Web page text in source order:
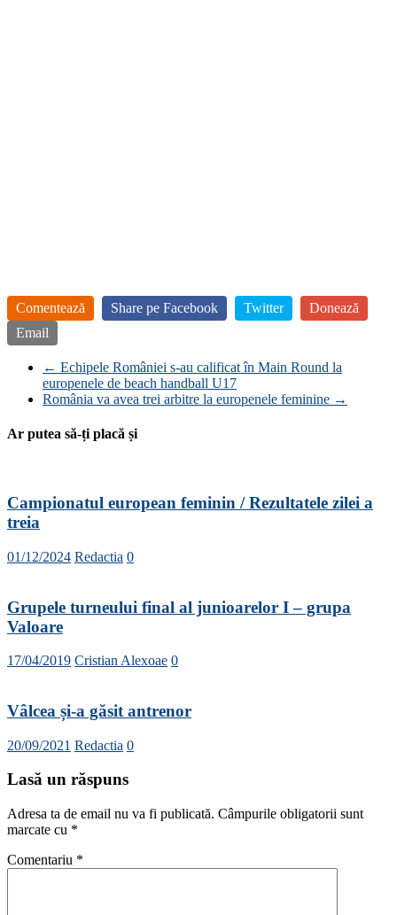
Comentează Share pe Facebook Twitter
Donează
Email
← Echipele României s-au calificat în Main Round la
europenele de beach handball U17
România va avea trei arbitre la europenele feminine →
Ar putea să-ți placă și
Campionatul european feminin / Rezultatele zilei a
treia
01/12/2024 Redactia 0
Grupele turneului final al junioarelor I – grupa
Valoare
17/04/2019 Cristian Alexoae 0
Vâlcea și-a găsit antrenor
20/09/2021 Redactia 0
Lasă un răspuns
Adresa ta de email nu va fi publicată. Câmpurile obligatorii sunt
marcate cu *
Comentariu *